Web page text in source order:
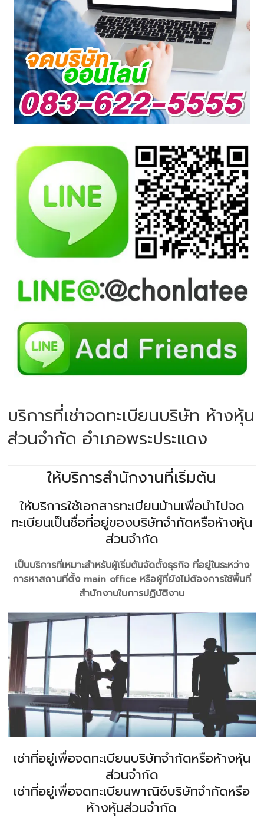
บริการที่เช่าจดทะเบียนบริษัท ห้างหุ้น
ส่วนจำกัด อำเภอพระประแดง
ให้บริการสำนักงานที่เริ่มต้น
ให้บริการใช้เอกสารทะเบียนบ้านเพื่อนำไปจด
ทะเบียนเป็นชื่อที่อยู่ของบริษัทจำกัดหรือห้างหุ้น
ส่วนจำกัด
เป็นบริการที่เหมาะสำหรับผู้เริ่มต้นจัดตั้งธุรกิจ ที่อยู่ในระหว่าง
การหาสถานที่ตั้ง main office หรือผู้ที่ยังไม่ต้องการใช้พื้นที่
สำนักงานในการปฏิบัติงาน
เช่าที่อยู่เพื่อจดทะเบียนบริษัทจำกัดหรือห้างหุ้น
ส่วนจำกัด
เช่าที่อยู่เพื่อจดทะเบียนพาณิช์บริษัทจำกัดหรือ
ห้างหุ้นส่วนจำกัด